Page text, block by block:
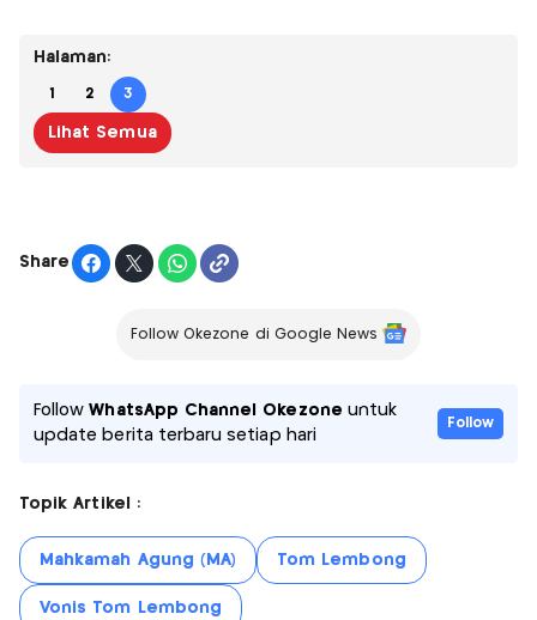
Halaman:
1 2 3
Lihat Semua
Share
Follow Okezone di Google News
FollowWhatsApp Channel Okezone untuk
update berita terbaru setiap hari
Follow
Topik Artikel :
Mahkamah Agung (MA) Tom Lembong
Vonis Tom Lembong